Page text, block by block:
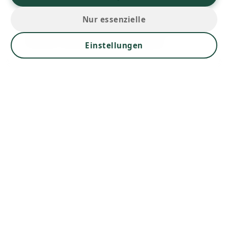
Service
Für Ihren Komfort stehen Waschraum mit
Trockner und Waschmaschine bereit.
Nur essenzielle
Einstellungen